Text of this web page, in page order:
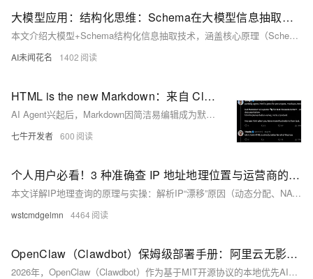
大模型应用：结构化思维：Schema在大模型信息抽取中的认知引导作用.14
本文介绍大模型+Schema结构化信息抽取技术，涵盖核心原理（Schema引导、大模型语义理解、格式校验）、三大范式（Zero-shot/少样本/思维链）及完整执行流程，并提供多类型抽取示例（单字段、嵌套、数组、关系等），支持CPU环境本地部署与后处理校验。
AI未闻花名 1402
HTML is the new Markdown：来自 Claude Code 团队的实践
AI Agent兴起后，Markdown因简洁易编辑成为默认输出格式。但Anthropic工程师Thariq提出：HTML正成为“新Markdown”——它通过CSS、交互元素、图表与响应式布局，显著提升信息密度与可读性，更适合PR评审、设计原型、技术报告等复杂场景。业界共识渐明：Markdown适合作为AI与开发者的轻量底稿，HTML则担当面向人类的展示与协作层。
七牛开发者 600
个人用户必看！3 种准确查 IP 地址地理位置与运营商的实用方法
本文详解IP地理查询的原理与实操：解析IP“漂移”原因（动态分配、NAT、数据库滞后），对比在线网页、免费API、系统命令三种查询方式，并提供准确率提示与实用小贴士，助力用户快速定位IP归属地与运营商。
wstcmdgelmn 4464
OpenClaw（Clawdbot）保姆级部署手册：阿里云无影云电脑+本店多系统搭建+免费大模型配置指南
2026年，OpenClaw（Clawdbot）作为基于MIT开源协议的本地优先AI智能体执行网关，凭借“能听懂指令、能动手执行”的核心优势，成为个人与中小企业实现AI自动化落地的优选工具。与传统对话式AI不同，OpenClaw更像是“能直接上手干活的员工”，无需手动干预即可完成文件管理、网页自动化、任务编排等全流程操作，真正实现“指令一出，万事落地”。